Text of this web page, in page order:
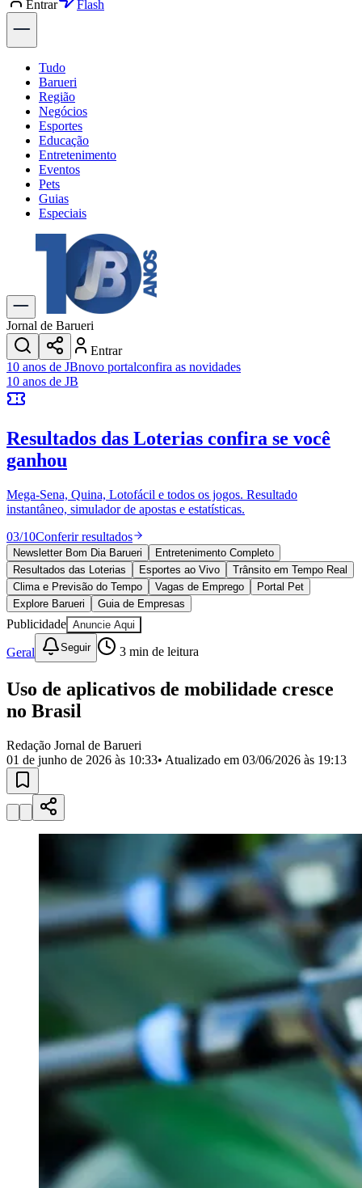
Entrar
Explorar
Tudo
Barueri
Região
Negócios
Esportes
Educação
Entretenimento
Eventos
Pets
Guias
Especiais
Explore Tudo
Últimas Notícias
Previsão do Tempo
Trânsito e Rotas
Dia a Dia & Lazer
Transportes
Gastronomia
Cinema & Shows
JogosNovo
Anuncie no Portal
Cadastrar Empresa
Divulgar Vagas
Política
Esportes
Saúde
Segurança
Cultura
Meio Ambiente
Obras
Educação
Bairros de Barueri
Selecione sua regiãoPara notícias da sua região
JubranBelvalBethavilleBoa
VistaCalifórnia CarapicuíbaCentroChácaras MarcoCidades da
Região
Militar
Califórnia Jardim dos Altos
Esperança Jardim Graziela
Jardim Paulista Jardim Reginalice Jardim São
Jardim São SilvestreJardim Silveira
Jardim
MutingaNova AldeinhaOsasco
Parque dos
CamargosParque ImperialParque Santa LuziaParque Viana
do Bom JesusRecanto Phrynéa
Santana de
ParnaíbaSilveiraTamboréVale do SolVila BarrosVila Boa Vista
do CondeVila Engenho NovoVila MárciaVila Nossa Sra. da
EscadaVila Porto
Guia de Empresas
Novo
Publicidade Legal
Negócios Regionais
Turismo
Segurança Regional
Parques & Represas
Cidades da Região
Santana de Parnaíba
Osasco
Pirapora
do Bom JesusAraçariguamaCajamar
Jornal de Barueri
Entrar
10 anos de JBnovo portalconfira as novidades
10 anos de JB
Resultados das Loterias confira se você
ganhou
Mega-Sena, Quina, Lotofácil e todos os jogos. Resultado
instantâneo, simulador de apostas e estatísticas.
03/10Conferir resultados
Newsletter Bom Dia Barueri
Entretenimento Completo
Resultados das Loterias
Esportes ao Vivo
Trânsito em Tempo Real
Clima e Previsão do Tempo
Vagas de Emprego
Portal Pet
Explore Barueri
Guia de Empresas
Publicidade Anuncie Aqui
Geral Seguir 3 min de leitura
Uso de aplicativos de mobilidade cresce
no Brasil
Redação Jornal de Barueri
01 de junho de 2026 às 10:33• Atualizado em 03/06/2026 às 19:13